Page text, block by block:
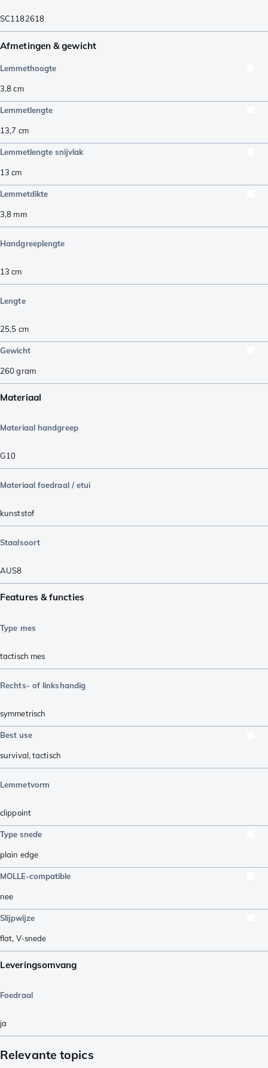
SC1182618
Afmetingen & gewicht
Lemmethoogte
3,8cm
Lemmetlengte
13,7 cm
Lemmetlengte snijvlak
13 cm
Lemmetdikte
3,8 mm
Handgreeplengte
13 cm
Lengte
25,5 cm
Gewicht
260gram
Materiaal
Materiaal handgreep
G10
Materiaal foedraal / etui
kunststof
Staalsoort
AUS8
Features & functies
Type mes
tactisch mes
Rechts- of linkshandig
symmetrisch
Best use
survival,tactisch
Lemmetvorm
clippoint
Type snede
plain edge
MOLLE-compatible
nee
Slijpwijze
flat, V-snede
Leveringsomvang
Foedraal
ja
Relevante topics